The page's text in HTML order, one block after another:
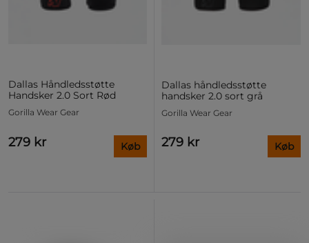
Dallas Håndledsstøtte
Handsker 2.0 Sort Rød
Gorilla Wear Gear
279 kr Køb
Dallas håndledsstøtte
handsker 2.0 sort grå
Gorilla Wear Gear
279 kr Køb